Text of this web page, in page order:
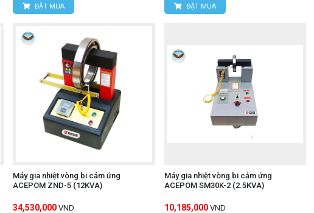
ĐẶT MUA ĐẶT MUA
Máy gia nhiệt vòng bi cảm ứng
ACEPOM ZND-5 (12KVA)
34,530,000 VND
Máy gia nhiệt vòng bi cảm ứng
ACEPOM SM30K-2 (2.5KVA)
10,185,000 VND